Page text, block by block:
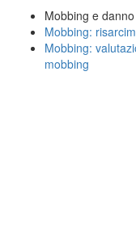
Mobbing e
Mobbing:
Mobbing:
mobbing